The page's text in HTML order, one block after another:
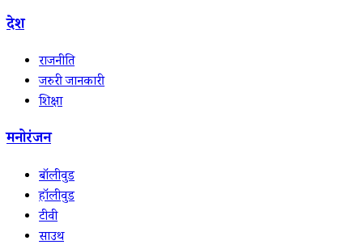
देश
राजनीति
जरुरी जानकारी
शिक्षा
मनोरंजन
बॉलीवुड
हॉलीवुड
टीवी
साउथ